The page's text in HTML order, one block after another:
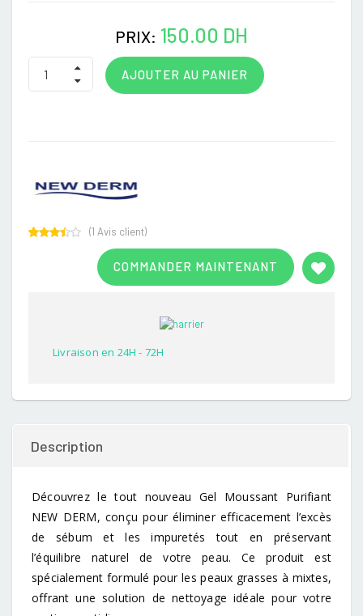
PRIX: 150.00 DH
AJOUTER AU PANIER
COMMANDER MAINTENANT
(1 Avis client)
Livraison en 24H - 72H
Description
Découvrez le tout nouveau Gel Moussant Purifiant
NEW DERM, conçu pour éliminer efficacement l’excès
de sébum et les impuretés tout en préservant
l’équilibre naturel de votre peau. Ce produit est
spécialement formulé pour les peaux grasses à mixtes,
offrant une solution de nettoyage idéale pour votre